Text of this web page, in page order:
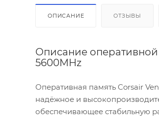
ОПИСАНИЕ ОТЗЫВЫ
Описание оперативной
5600MHz
Оперативная память Corsair
надёжное и
обеспечивающее стабильную